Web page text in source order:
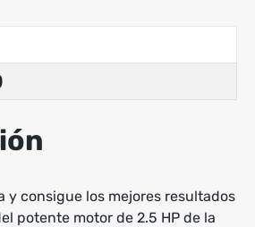
y consigue los mejores resultados
potente motor de 2.5 HP de la